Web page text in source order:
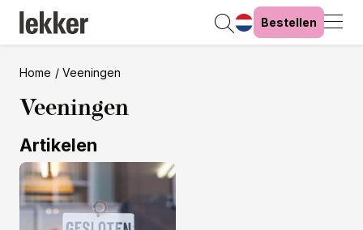
Bestellen
Home Veeningen
Veeningen
Artikelen